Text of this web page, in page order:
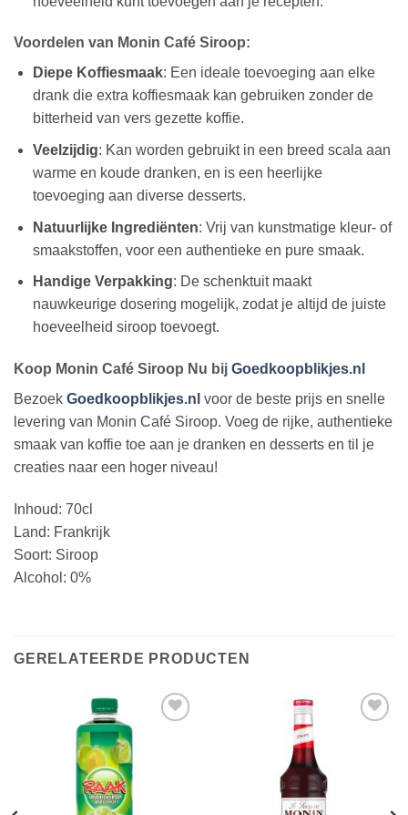
Voordelen van Monin Café Siroop:
Diepe Koffiesmaak: Een ideale toevoeging aan elke
drank die extra koffiesmaak kan gebruiken zonder de
bitterheid van vers gezette koffie.
Veelzijdig: Kan worden gebruikt in een breed scala aan
warme en koude dranken, en is een heerlijke
toevoeging aan diverse desserts.
Natuurlijke Ingrediënten: Vrij van kunstmatige kleur- of
smaakstoffen, voor een authentieke en pure smaak.
Handige Verpakking: De schenktuit maakt
nauwkeurige dosering mogelijk, zodat je altijd de juiste
hoeveelheid siroop toevoegt.
Koop Monin Café Siroop Nu bij Goedkoopblikjes.nl
Bezoek Goedkoopblikjes.nl voor de beste prijs en snelle
levering van Monin Café Siroop. Voeg de rijke, authentieke
smaak van koffie toe aan je dranken en desserts en til je
creaties naar een hoger niveau!
Inhoud: 70cl
Land: Frankrijk
Soort: Siroop
Alcohol: 0%
GERELATEERDE PRODUCTEN
Toevoegen